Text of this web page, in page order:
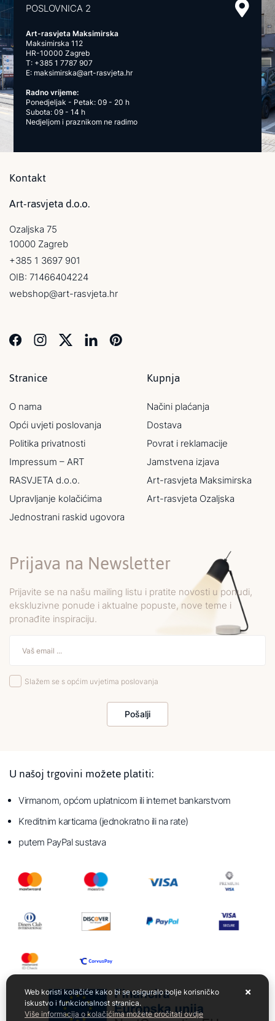
POSLOVNICA 2
Art-rasvjeta Maksimirska
Maksimirska 112
HR-10000 Zagreb
T: +385 1 7787 907
E: maksimirska@art-rasvjeta.hr
Radno vrijeme:
Ponedjeljak - Petak: 09 - 20 h
Subota: 09 - 14 h
Nedjeljom i praznikom ne radimo
Kontakt
Art-rasvjeta d.o.o.
Ozaljska 75
10000 Zagreb
+385 1 3697 901
OIB: 71466404224
webshop@art-rasvjeta.hr
Stranice
O nama
Opći uvjeti poslovanja
Politika privatnosti
Impressum – ART
RASVJETA d.o.o.
Upravljanje kolačićima
Jednostrani raskid ugovora
Kupnja
Načini plaćanja
Dostava
Povrat i reklamacije
Jamstvena izjava
Art-rasvjeta Maksimirska
Art-rasvjeta Ozaljska
Prijava na Newsletter
Prijavite se na našu mailing listu i pratite novosti u ponudi,
ekskluzivne ponude i aktualne popuste, nove teme i
pronađite inspiraciju.
Slažem se s općim uvjetima poslovanja
Pošalji
U našoj trgovini možete platiti:
Virmanom, općom uplatnicom ili internet bankarstvom
Kreditnim karticama (jednokratno ili na rate)
putem PayPal sustava
Web koristi kolačiće kako bi se osiguralo bolje korisničko
iskustvo i funkcionalnost stranica.
Više informacija o kolačićima možete pročitati ovdje